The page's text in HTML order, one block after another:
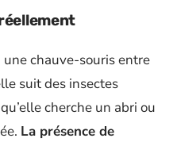
chauve-souris entre
suit des insectes
cherche un abri ou
La présence de